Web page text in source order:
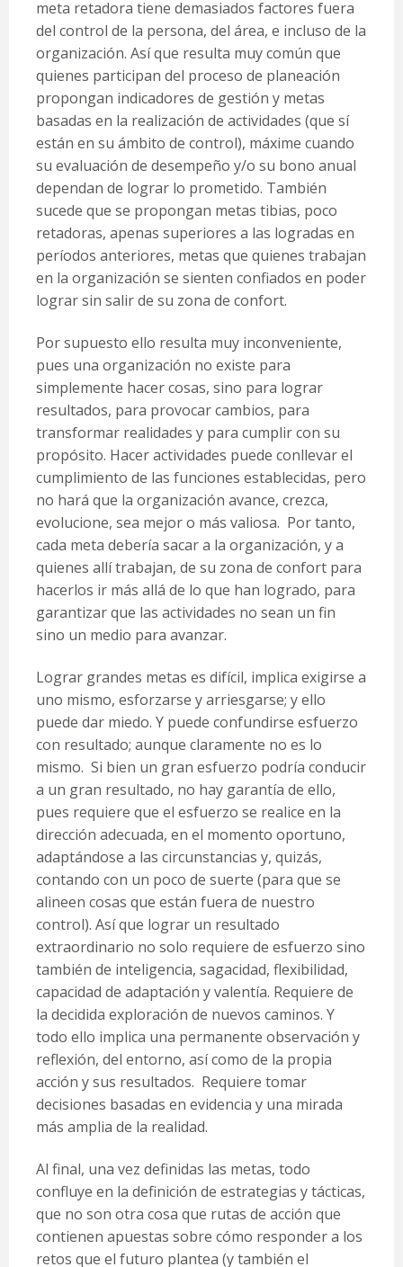
meta retadora tiene demasiados factores fuera
del control de la persona, del área, e incluso de la
organización. Así que resulta muy común que
quienes participan del proceso de planeación
propongan indicadores de gestión y metas
basadas en la realización de actividades (que sí
están en su ámbito de control), máxime cuando
su evaluación de desempeño y/o su bono anual
dependan de lograr lo prometido. También
sucede que se propongan metas tibias, poco
retadoras, apenas superiores a las logradas en
períodos anteriores, metas que quienes trabajan
en la organización se sienten confiados en poder
lograr sin salir de su zona de confort.
Por supuesto ello resulta muy inconveniente,
pues una organización no existe para
simplemente hacer cosas, sino para lograr
resultados, para provocar cambios, para
transformar realidades y para cumplir con su
propósito. Hacer actividades puede conllevar el
cumplimiento de las funciones establecidas, pero
no hará que la organización avance, crezca,
evolucione, sea mejor o más valiosa. Por tanto,
cada meta debería sacar a la organización, y a
quienes allí trabajan, de su zona de confort para
hacerlos ir más allá de lo que han logrado, para
garantizar que las actividades no sean un fin
sino un medio para avanzar.
Lograr grandes metas es difícil, implica exigirse a
uno mismo, esforzarse y arriesgarse; y ello
puede dar miedo. Y puede confundirse esfuerzo
con resultado; aunque claramente no es lo
mismo. Si bien un gran esfuerzo podría conducir
a un gran resultado, no hay garantía de ello,
pues requiere que el esfuerzo se realice en la
dirección adecuada, en el momento oportuno,
adaptándose a las circunstancias y, quizás,
contando con un poco de suerte (para que se
alineen cosas que están fuera de nuestro
control). Así que lograr un resultado
extraordinario no solo requiere de esfuerzo sino
también de inteligencia, sagacidad, flexibilidad,
capacidad de adaptación y valentía. Requiere de
la decidida exploración de nuevos caminos. Y
todo ello implica una permanente observación y
reflexión, del entorno, así como de la propia
acción y sus resultados. Requiere tomar
decisiones basadas en evidencia y una mirada
más amplia de la realidad.
Al final, una vez definidas las metas, todo
confluye en la definición de estrategias y tácticas,
que no son otra cosa que rutas de acción que
contienen apuestas sobre cómo responder a los
retos que el futuro plantea (y también el